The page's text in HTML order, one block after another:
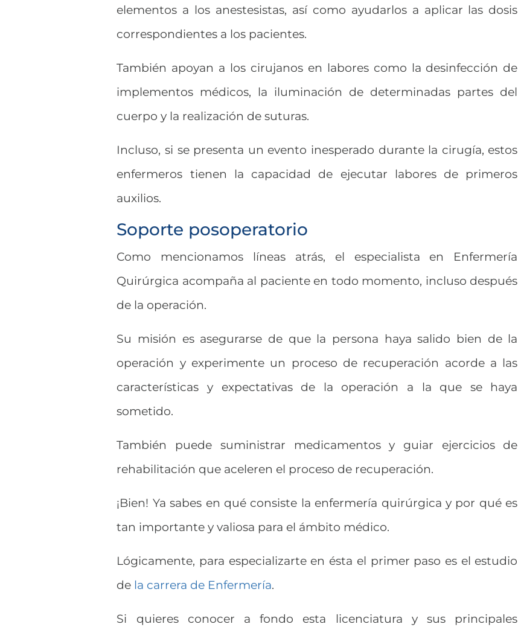
elementos a los anestesistas, así como ayudarlos a aplicar las dosis
correspondientes a los pacientes.
También apoyan a los cirujanos en labores como la desinfección de
implementos médicos, la iluminación de determinadas partes del
cuerpo y la realización de suturas.
Incluso, si se presenta un evento inesperado durante la cirugía, estos
enfermeros tienen la capacidad de ejecutar labores de primeros
auxilios.
Soporte posoperatorio
Como mencionamos líneas atrás, el especialista en Enfermería
Quirúrgica acompaña al paciente en todo momento, incluso después
de la operación.
Su misión es asegurarse de que la persona haya salido bien de la
operación y experimente un proceso de recuperación acorde a las
características y expectativas de la operación a la que se haya
sometido.
También puede suministrar medicamentos y guiar ejercicios de
rehabilitación que aceleren el proceso de recuperación.
¡Bien! Ya sabes en qué consiste la enfermería quirúrgica y por qué es
tan importante y valiosa para el ámbito médico.
Lógicamente, para especializarte en ésta el primer paso es el estudio
de la carrera de Enfermería.
Si quieres conocer a fondo esta licenciatura y sus principales